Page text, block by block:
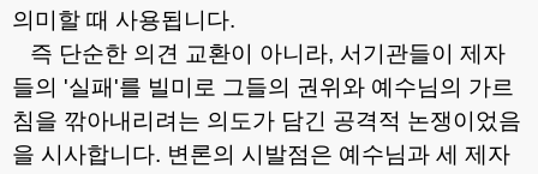
의미할 때 사용됩니다.
즉 단순한 의견 교환이 아니라, 서기관들이 제자
들의 '실패 '를 빌미로 그들의 권위와 예수님의 가르
침을 깎아내리려는 의도가 담긴 공격적 논쟁이었음
을 시사합니다. 변론의 시발점은 예수님과 세 제자